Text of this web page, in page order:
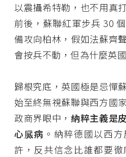
以震攝希特勒，也不用真
前後，蘇聯紅軍步兵 30
備攻向柏林，假如法蘇齊
會按兵不動，但為什麼英
歸根究底，英國極是忌憚
始至終無視蘇聯與西方國
政商界眼中， 納粹主義是
心臓病 。納粹德國以西
許，反共信念比誰都要